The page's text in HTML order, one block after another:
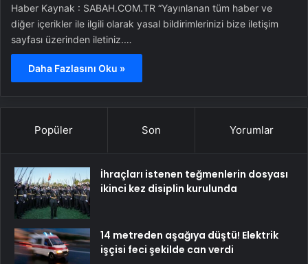
Haber Kaynak : SABAH.COM.TR “Yayınlanan tüm haber ve
diğer içerikler ile ilgili olarak yasal bildirimlerinizi bize iletişim
sayfası üzerinden iletiniz.…
Daha Fazlasını Oku »
Popüler Son Yorumlar
İhraçları istenen teğmenlerin dosyası
ikinci kez disiplin kurulunda
14 metreden aşağıya düştü! Elektrik
işçisi feci şekilde can verdi